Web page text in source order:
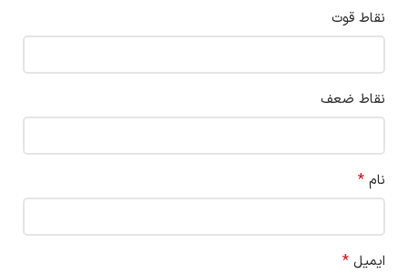
نقاط قوت
نقاط ضعف
نام *
ایمیل *